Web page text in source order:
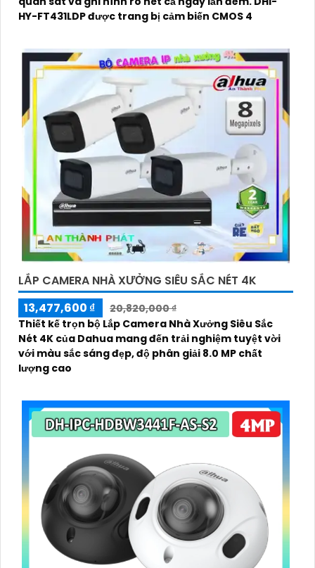
HY-FT431LDP được trang bị cảm biến CMOS 4
LẮP CAMERA NHÀ XƯỞNG SIÊU SẮC NÉT 4K
13,477,600 ₫
20,820,000 ₫
Thiết kế trọn bộ Lắp Camera Nhà Xưởng Siêu Sắc
Nét 4K của Dahua mang đến trải nghiệm tuyệt vời
với màu sắc sáng đẹp, độ phân giải 8.0 MP chất
lượng cao